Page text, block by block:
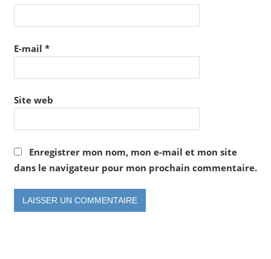
E-mail *
Site web
Enregistrer mon nom, mon e-mail et mon site
dans le navigateur pour mon prochain commentaire.